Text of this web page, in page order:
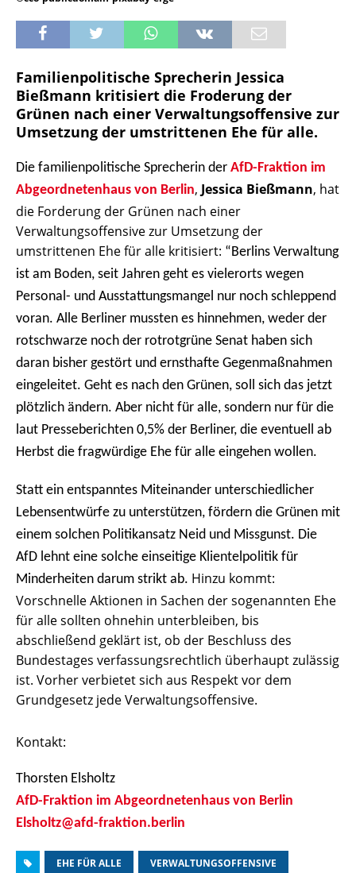
Familienpolitische Sprecherin Jessica
Bießmann kritisiert die Froderung der
Grünen nach einer Verwaltungsoffensive zur
Umsetzung der umstrittenen Ehe für alle.
Die familienpolitische Sprecherin der AfD-Fraktion im
Abgeordnetenhaus von Berlin, Jessica Bießmann, hat
die Forderung der Grünen nach einer
Verwaltungsoffensive zur Umsetzung der
umstrittenen Ehe für alle kritisiert: “Berlins Verwaltung
ist am Boden, seit Jahren geht es vielerorts wegen
Personal- und Ausstattungsmangel nur noch schleppend
voran. Alle Berliner mussten es hinnehmen, weder der
rotschwarze noch der rotrotgrüne Senat haben sich
daran bisher gestört und ernsthafte Gegenmaßnahmen
eingeleitet. Geht es nach den Grünen, soll sich das jetzt
plötzlich ändern. Aber nicht für alle, sondern nur für die
laut Presseberichten 0,5% der Berliner, die eventuell ab
Herbst die fragwürdige Ehe für alle eingehen wollen.
Statt ein entspanntes Miteinander unterschiedlicher
Lebensentwürfe zu unterstützen, fördern die Grünen mit
einem solchen Politikansatz Neid und Missgunst. Die
AfD lehnt eine solche einseitige Klientelpolitik für
Minderheiten darum strikt ab. Hinzu kommt:
Vorschnelle Aktionen in Sachen der sogenannten Ehe
für alle sollten ohnehin unterbleiben, bis
abschließend geklärt ist, ob der Beschluss des
Bundestages verfassungsrechtlich überhaupt zulässig
ist. Vorher verbietet sich aus Respekt vor dem
Grundgesetz jede Verwaltungsoffensive.
Kontakt:
Thorsten Elsholtz
AfD-Fraktion im Abgeordnetenhaus von Berlin
Elsholtz@afd-fraktion.berlin
EHE FÜR ALLE VERWALTUNGSOFFENSIVE